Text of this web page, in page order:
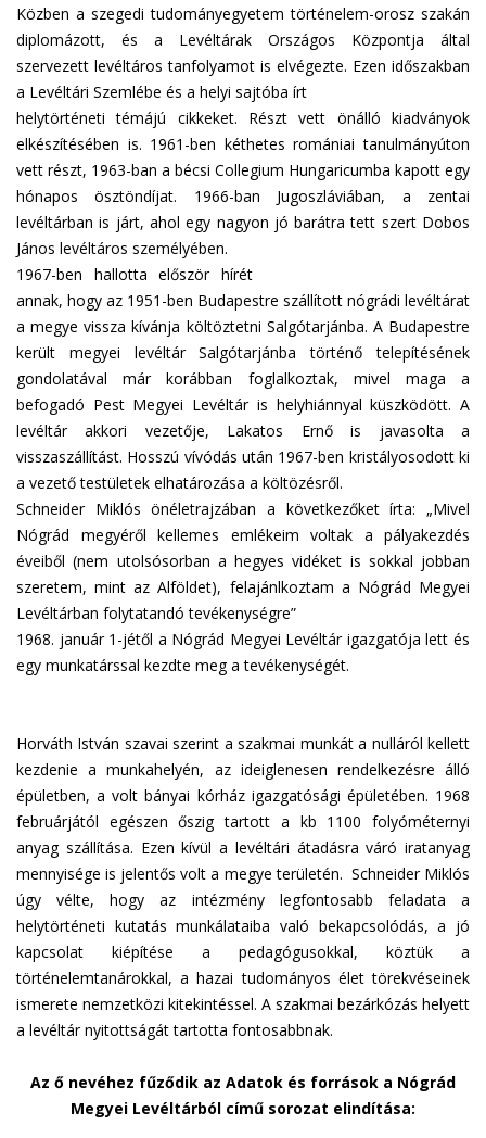
Közben a szegedi tudományegyetem történelem-orosz szakán
diplomázott, és a Levéltárak Országos Központja által
szervezett levéltáros tanfolyamot is elvégezte. Ezen időszakban
a Levéltári Szemlébe és a helyi sajtóba írt
helytörténeti témájú cikkeket. Részt vett önálló kiadványok
elkészítésében is. 1961-ben kéthetes romániai tanulmányúton
vett részt, 1963-ban a bécsi Collegium Hungaricumba kapott egy
hónapos ösztöndíjat. 1966-ban Jugoszláviában, a zentai
levéltárban is járt, ahol egy nagyon jó barátra tett szert Dobos
János levéltáros személyében.
1967-ben hallotta először hírét
annak, hogy az 1951-ben Budapestre szállított nógrádi levéltárat
a megye vissza kívánja költöztetni Salgótarjánba. A Budapestre
került megyei levéltár Salgótarjánba történő telepítésének
gondolatával már korábban foglalkoztak, mivel maga a
befogadó Pest Megyei Levéltár is helyhiánnyal küszködött. A
levéltár akkori vezetője, Lakatos Ernő is javasolta a
visszaszállítást. Hosszú vívódás után 1967-ben kristályosodott ki
a vezető testületek elhatározása a költözésről.
Schneider Miklós önéletrajzában a következőket írta: „Mivel
Nógrád megyéről kellemes emlékeim voltak a pályakezdés
éveiből (nem utolsósorban a hegyes vidéket is sokkal jobban
szeretem, mint az Alföldet), felajánlkoztam a Nógrád Megyei
Levéltárban folytatandó tevékenységre”
1968. január 1-jétől a Nógrád Megyei Levéltár igazgatója lett és
egy munkatárssal kezdte meg a tevékenységét.
Horváth István szavai szerint a szakmai munkát a nulláról kellett
kezdenie a munkahelyén, az ideiglenesen rendelkezésre álló
épületben, a volt bányai kórház igazgatósági épületében. 1968
februárjától egészen őszig tartott a kb 1100 folyóméternyi
anyag szállítása. Ezen kívül a levéltári átadásra váró iratanyag
mennyisége is jelentős volt a megye területén. Schneider Miklós
úgy vélte, hogy az intézmény legfontosabb feladata a
helytörténeti kutatás munkálataiba való bekapcsolódás, a jó
kapcsolat kiépítése a pedagógusokkal, köztük a
történelemtanárokkal, a hazai tudományos élet törekvéseinek
ismerete nemzetközi kitekintéssel. A szakmai bezárkózás helyett
a levéltár nyitottságát tartotta fontosabbnak.
Az ő nevéhez fűződik az Adatok és források a Nógrád
Megyei Levéltárból című sorozat elindítása: